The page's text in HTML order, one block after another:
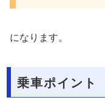
になります。
乗車ポイント